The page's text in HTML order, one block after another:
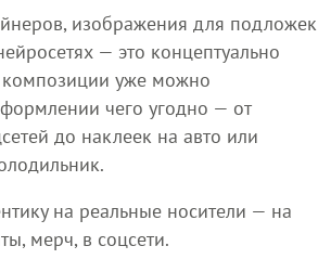
изображения для подложек
— это концептуально
композиции уже можно
чего угодно — от
до наклеек на авто или
на реальные носители — на
мерч, в соцсети.